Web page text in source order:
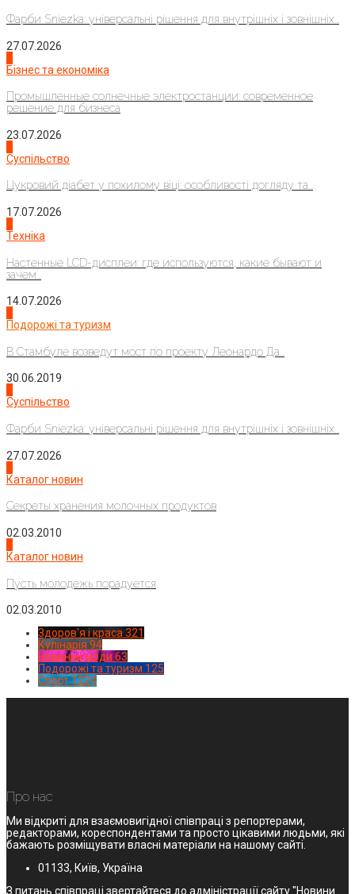
Фарби Sniezka: універсальні рішення для внутрішніх і зовнішніх...
27.07.2026
Бізнес та економіка
Промышленные солнечные электростанции: современное
решение для бизнеса
23.07.2026
Суспільство
Цукровий діабет у похилому віці: особливості догляду та...
17.07.2026
Техніка
Настенные LCD-дисплеи: где используются, какие бывают и
зачем...
14.07.2026
Подорожі та туризм
В Стамбуле возведут мост по проекту Леонардо Да...
30.06.2019
Суспільство
Фарби Sniezka: універсальні рішення для внутрішніх і зовнішніх...
27.07.2026
Каталог новин
Секреты хранения молочных продуктов
02.03.2010
Каталог новин
Пусть молодежь порадуется
02.03.2010
Здоров'я і краса 321
Кулінарія 94
Новинки моди 63
Подорожі та туризм 125
Спорт1224
Про нас
Ми відкриті для взаємовигідної співпраці з репортерами,
редакторами, кореспондентами та просто цікавими людьми, які
бажають розміщувати власні матеріали на нашому сайті.
01133, Київ, Україна
З питань співпраці звертайтеся до адміністрації сайту "Новини